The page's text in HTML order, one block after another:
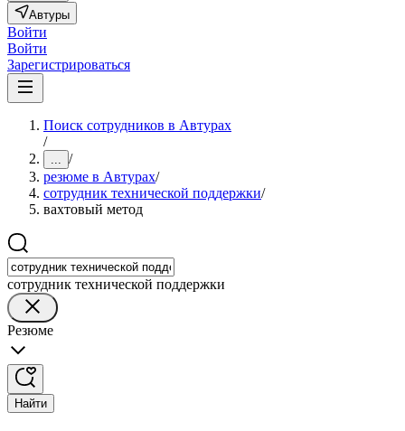
Автуры
Войти
Войти
Зарегистрироваться
Поиск сотрудников в Автурах
/
... /
резюме в Автурах/
сотрудник технической поддержки/
вахтовый метод
сотрудник технической поддержки
Резюме
Найти